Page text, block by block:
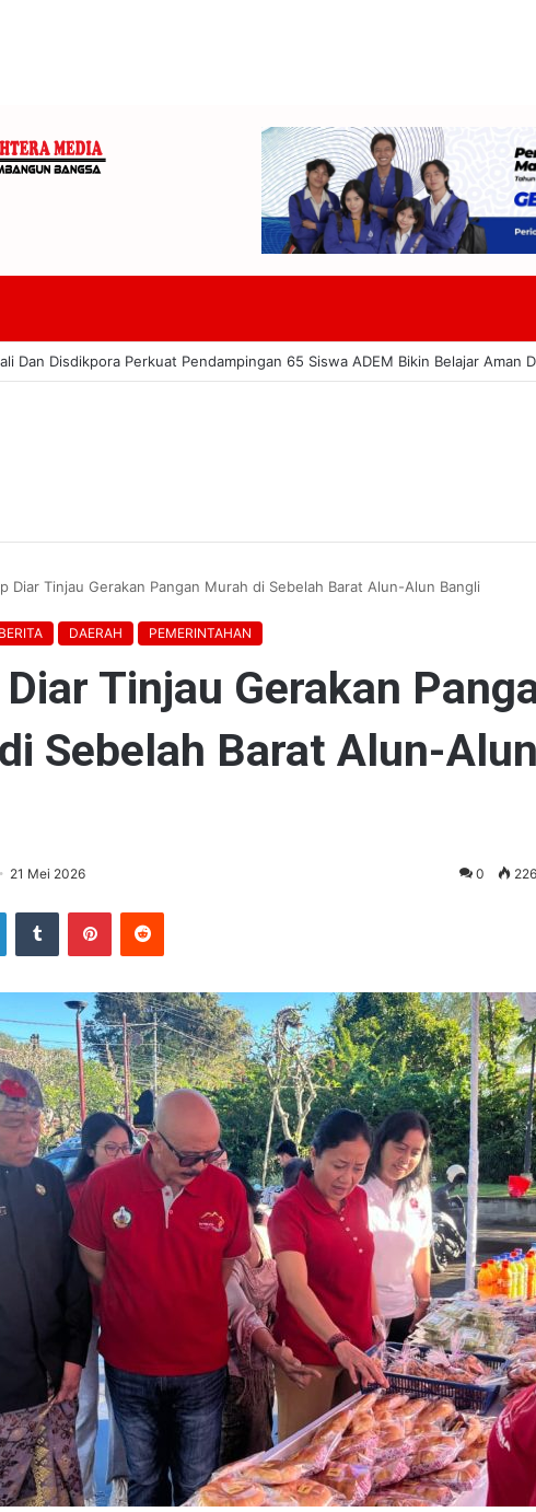
Jegeg Bagus Bali 2026 Bersaing Tekankan Budaya Dan Pariwisata
Diar Tinjau Gerakan Pangan Murah di Sebelah Barat Alun-Alun Bangli
BERITA DAERAH PEMERINTAHAN
Tinjau Gerakan
Sebelah Barat Alun-Alun
21 Mei 2026 0 226